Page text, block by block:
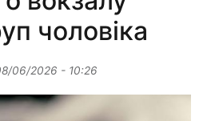
чоловіка
06/2026 - 10:26